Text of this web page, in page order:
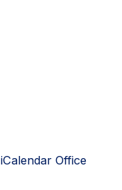
iCalendar Office